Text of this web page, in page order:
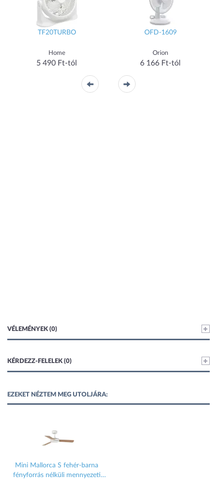
TF20TURBO
Home
5 490 Ft-tól
OFD-1609
Orion
6 166 Ft-tól
VÉLEMÉNYEK (0)
KÉRDEZZ-FELELEK (0)
EZEKET NÉZTEM MEG UTOLJÁRA:
Mini Mallorca S fehér-barna
fényforrás nélküli mennyezeti